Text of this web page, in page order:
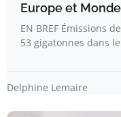
Europe et
EN BREF Émissions
53 gigatonnes dans
Delphine Lemaire